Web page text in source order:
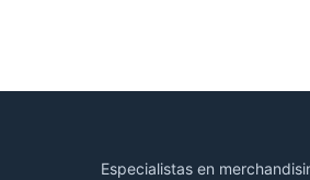
Especialistas en